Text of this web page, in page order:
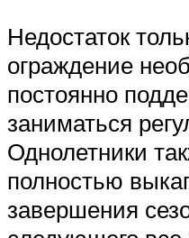
Недостаток
ограждение
постоянно
заниматься
Однолетники
полностью
завершения